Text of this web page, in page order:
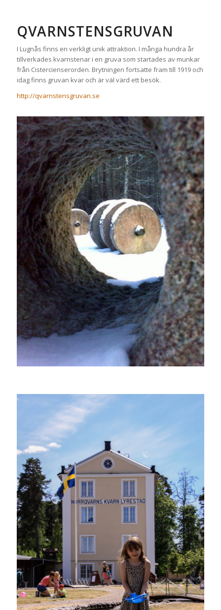
QVARNSTENSGRUVAN
I Lugnås finns en verkligt unik attraktion. I många hundra år
tillverkades kvarnstenar i en gruva som startades av munkar
från Cistercienserorden. Brytningen fortsatte fram till 1919 och
idag finns gruvan kvar och är väl värd ett besök.
http://qvarnstensgruvan.se